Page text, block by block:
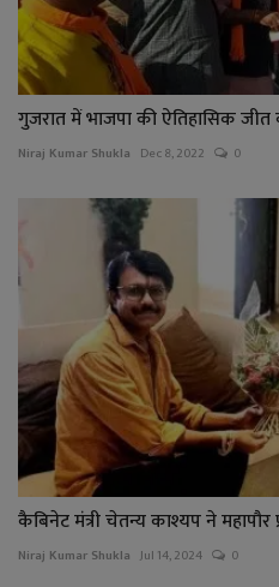
गुजरात में भाजपा की ऐतिहासिक जीत
Niraj Kumar Shukla Dec 8, 2022 0
कैबिनेट मंत्री चेतन्य काश्यप ने महापौर
Niraj Kumar Shukla Jul 14, 2024 0